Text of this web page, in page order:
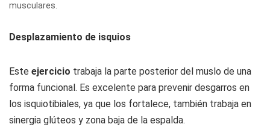
musculares.
Desplazamiento de isquios
Este ejercicio trabaja la parte posterior del muslo de una
forma funcional. Es excelente para prevenir desgarros en
los isquiotibiales, ya que los fortalece, también trabaja en
sinergia glúteos y zona baja de la espalda.